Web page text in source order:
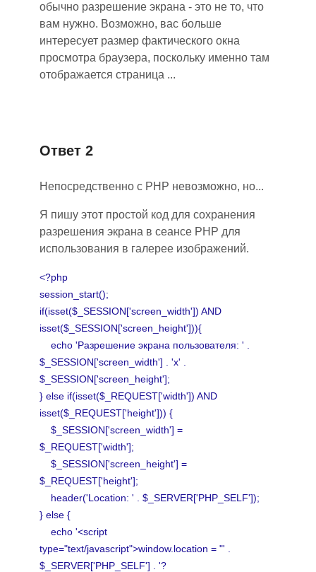
обычно разрешение экрана - это не то, что
вам нужно. Возможно, вас больше
интересует размер фактического окна
просмотра браузера, поскольку именно там
отображается страница ...
Ответ 2
Непосредственно с PHP невозможно, но...
Я пишу этот простой код для сохранения
разрешения экрана в сеансе PHP для
использования в галерее изображений.
<?php
session_start();
if(isset($_SESSION['screen_width']) AND
isset($_SESSION['screen_height'])){
echo 'Разрешение экрана пользователя: ' .
$_SESSION['screen_width'] . 'x' .
$_SESSION['screen_height'];
} else if(isset($_REQUEST['width']) AND
isset($_REQUEST['height'])) {
$_SESSION['screen_width'] =
$_REQUEST['width'];
$_SESSION['screen_height'] =
$_REQUEST['height'];
header('Location: ' . $_SERVER['PHP_SELF']);
} else {
echo '<script
type="text/javascript">window.location = "' .
$_SERVER['PHP_SELF'] . '?